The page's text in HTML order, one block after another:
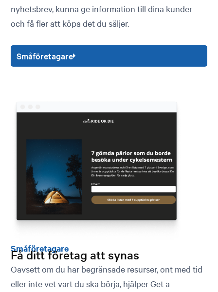
nyhetsbrev, kunna ge information till dina kunder
och få fler att köpa det du säljer.
Småföretagare
Småföretagare
Få ditt företag att synas
Oavsett om du har begränsade resurser, ont med tid
eller inte vet vart du ska börja, hjälper Get a